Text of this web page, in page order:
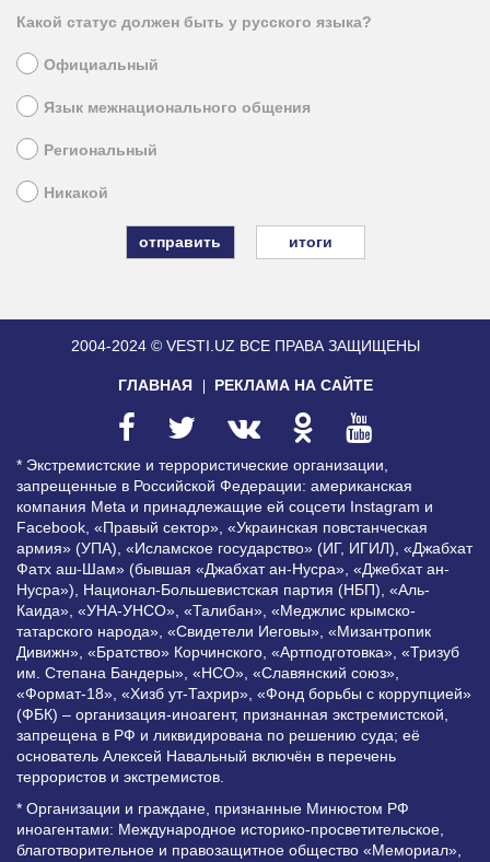
Какой статус должен быть у русского языка?
Официальный
Язык межнационального общения
Региональный
Никакой
итоги
2004-2024 © VESTI.UZ ВСЕ ПРАВА ЗАЩИЩЕНЫ
ГЛАВНАЯ РЕКЛАМА НА САЙТЕ
* Экстремистские и террористические организации,
запрещенные в Российской Федерации: американская
компания Meta и принадлежащие ей соцсети Instagram и
Facebook, «Правый сектор», «Украинская повстанческая
армия» (УПА), «Исламское государство» (ИГ, ИГИЛ), «Джабхат
Фатх аш-Шам» (бывшая «Джабхат ан-Нусра», «Джебхат ан-
Нусра»), Национал-Большевистская партия (НБП), «Аль-
Каида», «УНА-УНСО», «Талибан», «Меджлис крымско-
татарского народа», «Свидетели Иеговы», «Мизантропик
Дивижн», «Братство» Корчинского, «Артподготовка», «Тризуб
им. Степана Бандеры», «НСО», «Славянский союз»,
«Формат-18», «Хизб ут-Тахрир», «Фонд борьбы с коррупцией»
(ФБК) – организация-иноагент, признанная экстремистской,
запрещена в РФ и ликвидирована по решению суда; её
основатель Алексей Навальный включён в перечень
террористов и экстремистов.
* Организации и граждане, признанные Минюстом РФ
иноагентами: Международное историко-просветительское,
благотворительное и правозащитное общество «Мемориал»,